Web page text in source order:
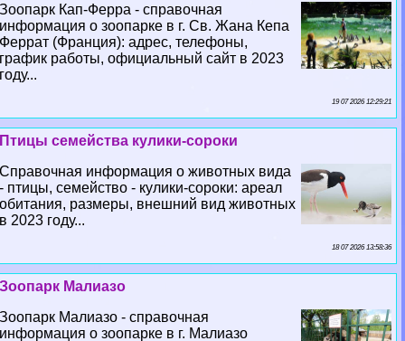
Зоопарк Кап-Ферра - справочная
информация о зоопарке в г. Св. Жана Кепа
Феррат (Франция): адрес, телефоны,
график работы, официальный сайт в 2023
году...
19 07 2026 12:29:21
Птицы семейства кулики-сороки
Справочная информация о животных вида
- птицы, семейство - кулики-сороки: ареал
обитания, размеры, внешний вид животных
в 2023 году...
18 07 2026 13:58:36
Зоопарк Малиазо
Зоопарк Малиазо - справочная
информация о зоопарке в г. Малиазо